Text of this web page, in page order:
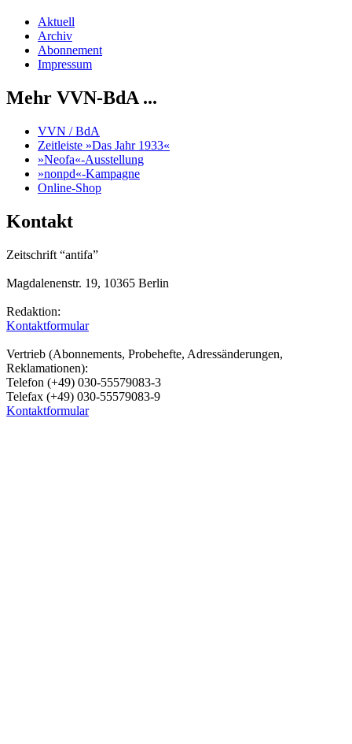
Aktuell
Archiv
Abonnement
Impressum
Mehr VVN-BdA ...
VVN / BdA
Zeitleiste »Das Jahr 1933«
»Neofa«-Ausstellung
»nonpd«-Kampagne
Online-Shop
Kontakt
Zeitschrift “antifa”
Magdalenenstr. 19, 10365 Berlin
Redaktion:
Kontaktformular
Vertrieb (Abonnements, Probehefte, Adressänderungen,
Reklamationen):
Telefon (+49) 030-55579083-3
Telefax (+49) 030-55579083-9
Kontaktformular